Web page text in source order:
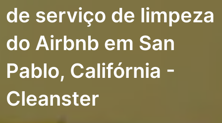
de serviço de limpeza
do Airbnb em San
Pablo, Califórnia -
Cleanster